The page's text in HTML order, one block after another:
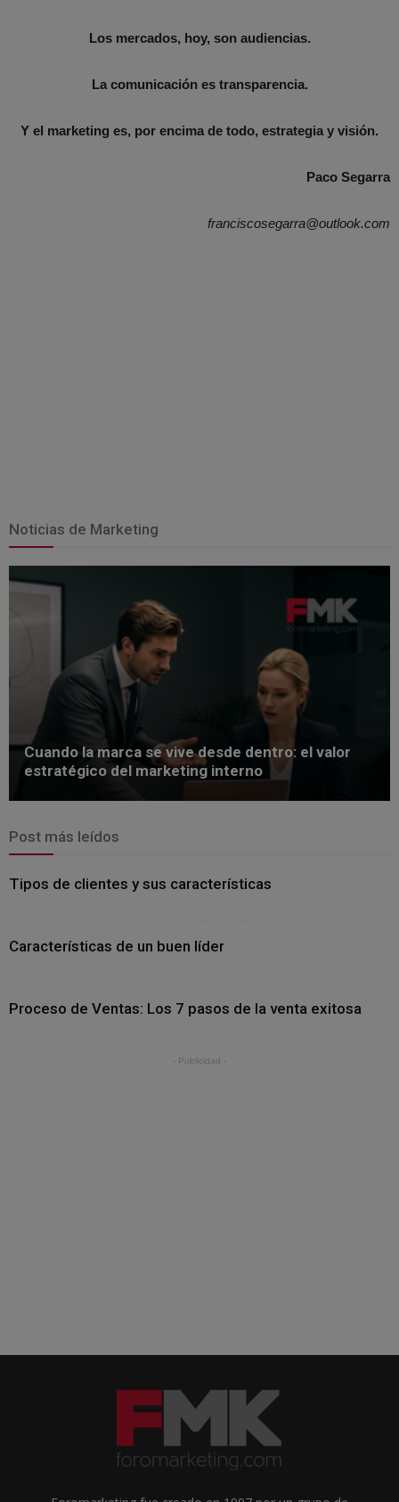
Los mercados, hoy, son audiencias.
La comunicación es transparencia.
Y el marketing es, por encima de todo, estrategia y visión.
Paco Segarra
franciscosegarra@outlook.com
Noticias de Marketing
Cuando la marca se vive desde dentro: el valor
estratégico del marketing interno
Post más leídos
Tipos de clientes y sus características
Características de un buen líder
Proceso de Ventas: Los 7 pasos de la venta exitosa
- Publicidad -